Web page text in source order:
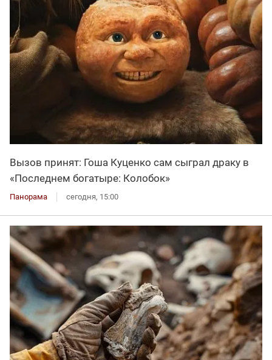
Вызов принят: Гоша Куценко сам сыграл драку в
«Последнем богатыре: Колобок»
Панорама сегодня, 15:00